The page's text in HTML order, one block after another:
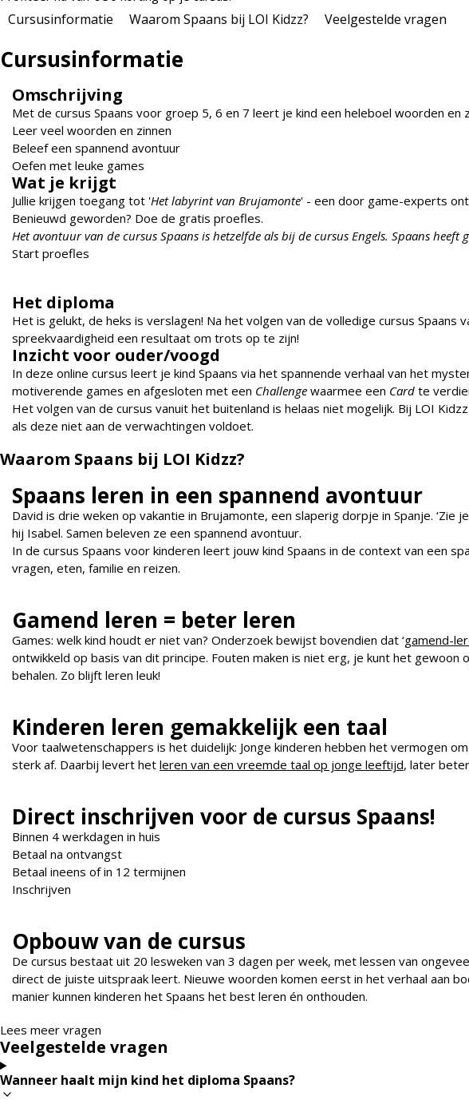
Cursusinformatie Waarom Spaans bij LOI Kidzz? Veelgestelde vragen
Cursusinformatie
Omschrijving
Met de cursus Spaans voor groep 5, 6 en 7 leert je kind een heleboel woorden
Leer veel woorden en zinnen
Beleef een spannend avontuur
Oefen met leuke games
Wat je krijgt
Jullie krijgen toegang tot 'Het labyrint van Brujamonte' - een door game-experts
Benieuwd geworden? Doe de gratis proefles.
Het avontuur van de cursus Spaans is hetzelfde als bij de cursus Engels. Spaans heeft
Start proefles
Het diploma
Het is gelukt, de heks is verslagen! Na het volgen van de volledige cursus
spreekvaardigheid een resultaat om trots op te zijn!
Inzicht voor ouder/voogd
In deze online cursus leert je kind Spaans via het spannende verhaal van het
motiverende games en afgesloten met een Challenge waarmee een Card te
Het volgen van de cursus vanuit het buitenland is helaas niet mogelijk. Bij LOI
als deze niet aan de verwachtingen voldoet.
Waarom Spaans bij LOI Kidzz?
Spaans leren in een spannend avontuur
David is drie weken op vakantie in Brujamonte, een slaperig dorpje in Spanje. ‘Zie
hij Isabel. Samen beleven ze een spannend avontuur.
In de cursus Spaans voor kinderen leert jouw kind Spaans in de context van een
vragen, eten, familie en reizen.
Gamend leren = beter leren
Games: welk kind houdt er niet van? Onderzoek bewijst bovendien dat ‘gamend-
ontwikkeld op basis van dit principe. Fouten maken is niet erg, je kunt het
behalen. Zo blijft leren leuk!
Kinderen leren gemakkelijk een taal
Voor taalwetenschappers is het duidelijk: Jonge kinderen hebben het vermogen
sterk af. Daarbij levert het leren van een vreemde taal op jonge leeftijd, later
Direct inschrijven voor de cursus Spaans!
Binnen 4 werkdagen in huis
Betaal na ontvangst
Betaal ineens of in 12 termijnen
Inschrijven
Opbouw van de cursus
De cursus bestaat uit 20 lesweken van 3 dagen per week, met lessen van
direct de juiste uitspraak leert. Nieuwe woorden komen eerst in het verhaal aan
manier kunnen kinderen het Spaans het best leren én onthouden.
Lees meer vragen
Veelgestelde vragen
Wanneer haalt mijn kind het diploma Spaans?